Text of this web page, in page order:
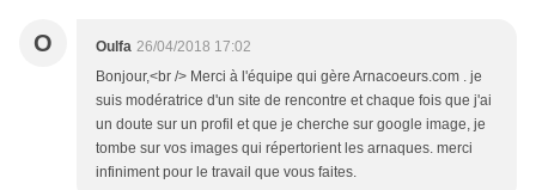
O Oulfa 26/04/2018 17:02
Bonjour,<br /> Merci à l'équipe qui gère Arnacoeurs.com . je
suis modératrice d'un site de rencontre et chaque fois que j'ai
un doute sur un profil et que je cherche sur google image, je
tombe sur vos images qui répertorient les arnaques. merci
infiniment pour le travail que vous faites.